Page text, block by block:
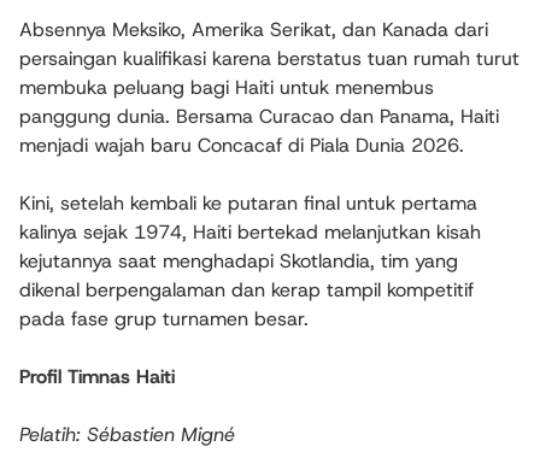
Absennya Meksiko, Amerika Serikat, dan Kanada dari
persaingan kualifikasi karena berstatus tuan rumah turut
membuka peluang bagi Haiti untuk menembus
panggung dunia. Bersama Curacao dan Panama, Haiti
menjadi wajah baru Concacaf di Piala Dunia 2026.
Kini, setelah kembali ke putaran final untuk pertama
kalinya sejak 1974, Haiti bertekad melanjutkan kisah
kejutannya saat menghadapi Skotlandia, tim yang
dikenal berpengalaman dan kerap tampil kompetitif
pada fase grup turnamen besar.
Profil Timnas Haiti
Pelatih: Sébastien Migné